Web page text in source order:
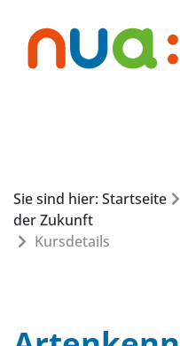
Sie sind hier: Startseite
der Zukunft
Kursdetails